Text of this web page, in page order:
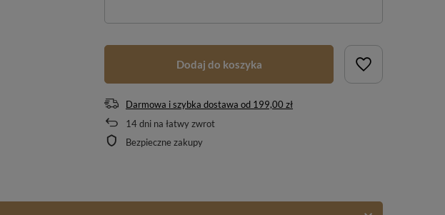
Dodaj do koszyka
Darmowa i szybka dostawa od 199,00 zł
14dni na łatwy zwrot
Bezpieczne zakupy